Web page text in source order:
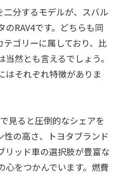
二分するモデルが、スバル
RAV4です。どちらも同
テゴリーに属しており、比
然とも言えるでしょう。
はそれぞれ特徴がありま
見ると圧倒的なシェアを
性の高さ、トヨタブランド
リッド車の選択肢が豊富な
心をつかんでいます。燃費